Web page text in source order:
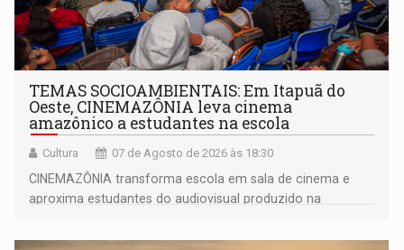
TEMAS SOCIOAMBIENTAIS: Em Itapuã do
Oeste, CINEMAZÔNIA leva cinema
amazônico a estudantes na escola
Cultura 07 de Agosto de 2026 às 18:30
CINEMAZÔNIA transforma escola em sala de cinema e
aproxima estudantes do audiovisual produzido na